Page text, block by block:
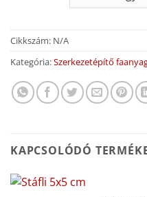
Cikkszám: N/A
Kategória:Szerkezetépítő
KAPCSOLÓDÓ